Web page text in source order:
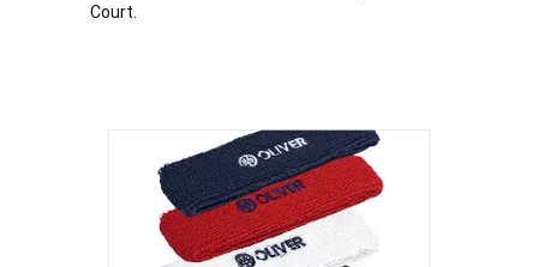
Court.